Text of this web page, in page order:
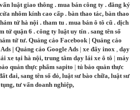
luật giao thông . mua bán công ty. đăng ký
cửa nhôm kính cao cấp . bàn thao tác, bàn thao
tử hà nội . tham tu. mua bán ô tô cũ. dịch
tử quận 6 . công ty luật uy tín . sang tên sổ
tử tư. Quảng cáo Facebook| Quảng cáo
| Quảng cáo Google Ads | xe đẩy inox
dạy
xe tại hà nội, trung tâm dạy lái xe ô tô | máy
quản thực phẩm sapito | tủ bảo quản thực
đai, sang tên sổ đỏ, luật sư bào chữa, luật sư
, tư vấn doanh nghiệp,